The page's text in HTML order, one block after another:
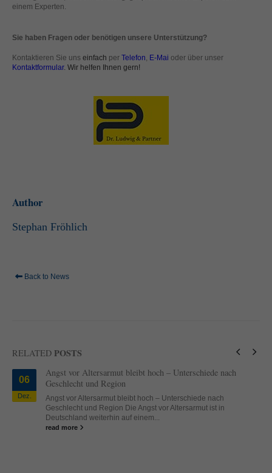
einem Experten.
Sie haben Fragen oder benötigen unsere Unterstützung?
Kontaktieren Sie uns einfach per Telefon E-Mai oder über unser
Kontaktformular. Wir helfen Ihnen gern!
Author
Stephan Fröhlich
Back to News
RELATED POSTS
06
Dez.
Angst vor Altersarmut bleibt hoch – Unterschiede nach
Geschlecht und Region
Angst vor Altersarmut bleibt hoch – Unterschiede nach
Geschlecht und Region Die Angst vor Altersarmut ist in
Deutschland weiterhin auf einem...
read more